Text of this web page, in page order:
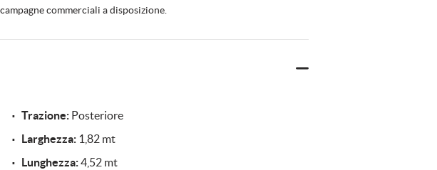
commerciali a disposizione.
Trazione: Posteriore
Larghezza: 1,82 mt
Lunghezza:4,52 mt